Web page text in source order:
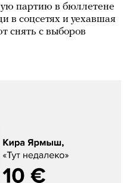
партию в бюллетене
в соцсетях и уехавшая
снять с выборов